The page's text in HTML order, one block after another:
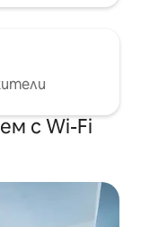
с Wi-Fi